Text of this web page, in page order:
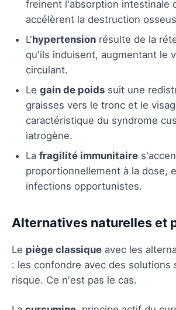
freinent l'absorption intestinale
accélèrent la destruction
L'hypertension résulte de la
qu'ils induisent, augmentant le
circulant.
Le gain de poids suit une
graisses vers le tronc et le
caractéristique du syndrome
iatrogène.
La fragilité immunitaire
proportionnellement à la dose,
infections opportunistes.
Alternatives naturelles et
Le piège classique avec les
: les confondre avec des solutions
risque. Ce n'est pas le cas.